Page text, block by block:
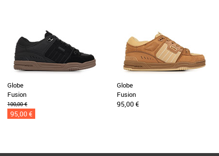
Globe
Fusion
100,00 €
95,00 €
Globe
Fusion
95,00 €